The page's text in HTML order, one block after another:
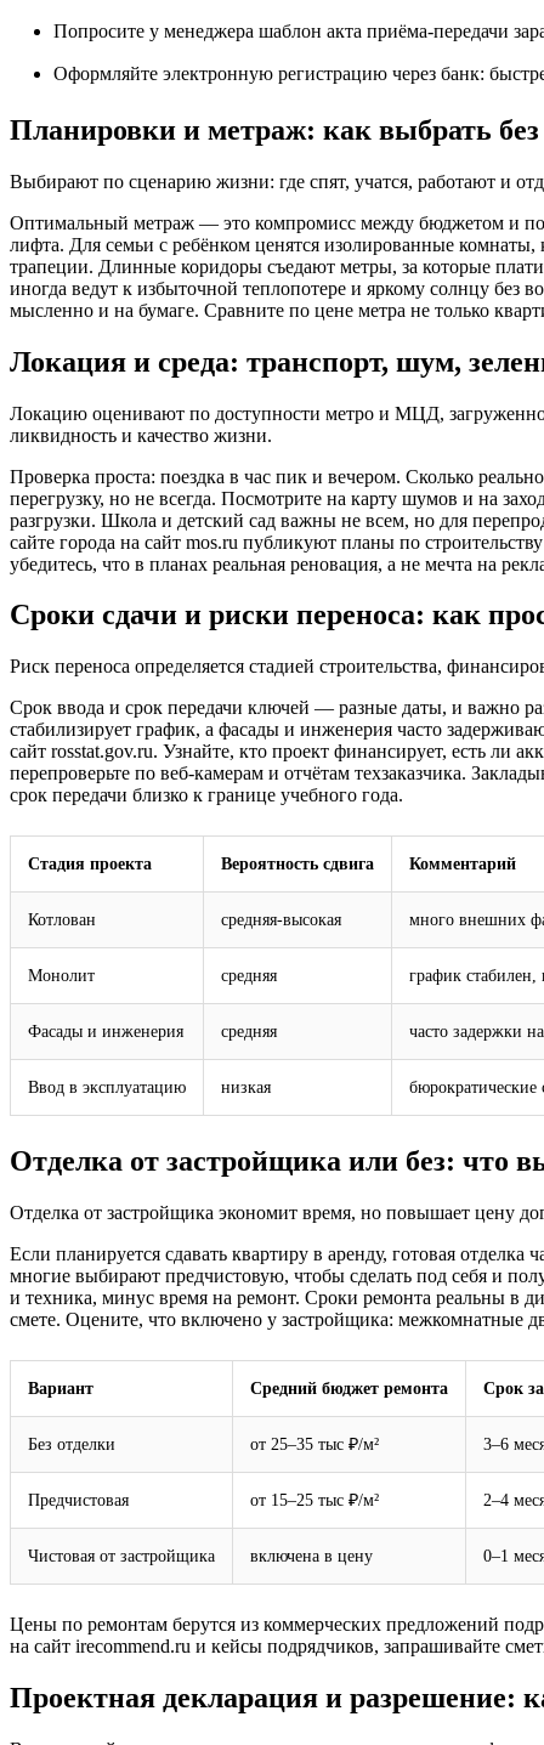
Попросите у менеджера шаблон акта приёма-передачи
Оформляйте электронную регистрацию через банк:
Планировки и метраж: как выбрать
Выбирают по сценарию жизни: где спят, учатся, работают и
Оптимальный метраж — это компромисс между бюджетом и
лифта. Для семьи с ребёнком ценятся изолированные
трапеции. Длинные коридоры съедают метры, за которые
иногда ведут к избыточной теплопотере и яркому солнцу
мысленно и на бумаге. Сравните по цене метра не только
Локация и среда: транспорт, шум,
Локацию оценивают по доступности метро и МЦД,
ликвидность и качество жизни.
Проверка проста: поездка в час пик и вечером. Сколько
перегрузку, но не всегда. Посмотрите на карту шумов и на
разгрузки. Школа и детский сад важны не всем, но для
сайте города на сайт mos.ru публикуют планы по
убедитесь, что в планах реальная реновация, а не мечта на
Сроки сдачи и риски переноса: как
Риск переноса определяется стадией строительства,
Срок ввода и срок передачи ключей — разные даты, и важно
стабилизирует график, а фасады и инженерия часто
сайт rosstat.gov.ru. Узнайте, кто проект финансирует, есть ли
перепроверьте по веб-камерам и отчётам техзаказчика.
срок передачи близко к границе учебного года.
Стадия проекта Вероятность сдвига Комментарий
Котлован средняя-высокая много внешних
Монолит средняя график
Фасады и инженерия средняя часто задержки
Ввод в эксплуатацию низкая бюрократические
Отделка от застройщика или без: что
Отделка от застройщика экономит время, но повышает цену
Если планируется сдавать квартиру в аренду, готовая
многие выбирают предчистовую, чтобы сделать под себя и
и техника, минус время на ремонт. Сроки ремонта реальны в
смете. Оцените, что включено у застройщика: межкомнатные
Вариант Средний бюджет ремонта Срок
Без отделки от 25–35 тыс ₽/м² 3–6
Предчистовая от 15–25 тыс ₽/м² 2–4
Чистовая от застройщика включена в цену 0–1
Цены по ремонтам берутся из коммерческих предложений
на сайт irecommend.ru и кейсы подрядчиков, запрашивайте
Проектная декларация и разрешение: